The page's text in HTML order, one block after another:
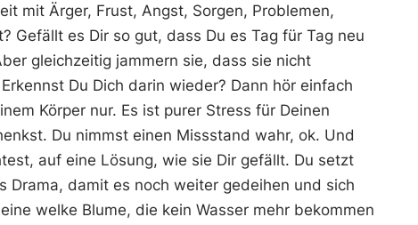
mit Ärger, Frust, Angst, Sorgen, Problemen,
Gefällt es Dir so gut, dass Du es Tag für Tag neu
gleichzeitig jammern sie, dass sie nicht
Du Dich darin wieder? Dann hör einfach
Körper nur. Es ist purer Stress für Deinen
Du nimmst einen Missstand wahr, ok. Und
auf eine Lösung, wie sie Dir gefällt. Du setzt
damit es noch weiter gedeihen und sich
welke Blume, die kein Wasser mehr bekommen